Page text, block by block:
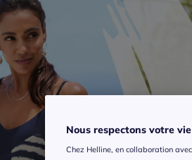
Nous respectons votre
Chez Helline, en collaboration